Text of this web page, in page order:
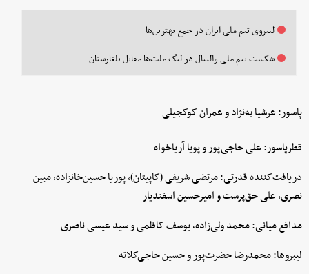
لیبروی تیم ملی ایران در جمع بهترین‌ها
شکست تیم ملی والیبال در لیگ ملت‌ها مقابل بلغارستان
پاسور: عرشیا به‌نژاد و عمران کوکجیلی
قطرپاسور: علی حاجی‌پور و پویا آریاخواه
دریافت‌کننده قدرتی: مرتضی شریفی (کاپیتان)، پوریا حسین‌خانزاده، مبین
نصری، علی حق‌پرست و امیرحسین اسفندیار
مدافع میانی: محمد ولی‌زاده، یوسف کاظمی و سید عیسی ناصری
لیبروها: محمدرضا حضرت‌پور و حسین حاجی‌کلاته